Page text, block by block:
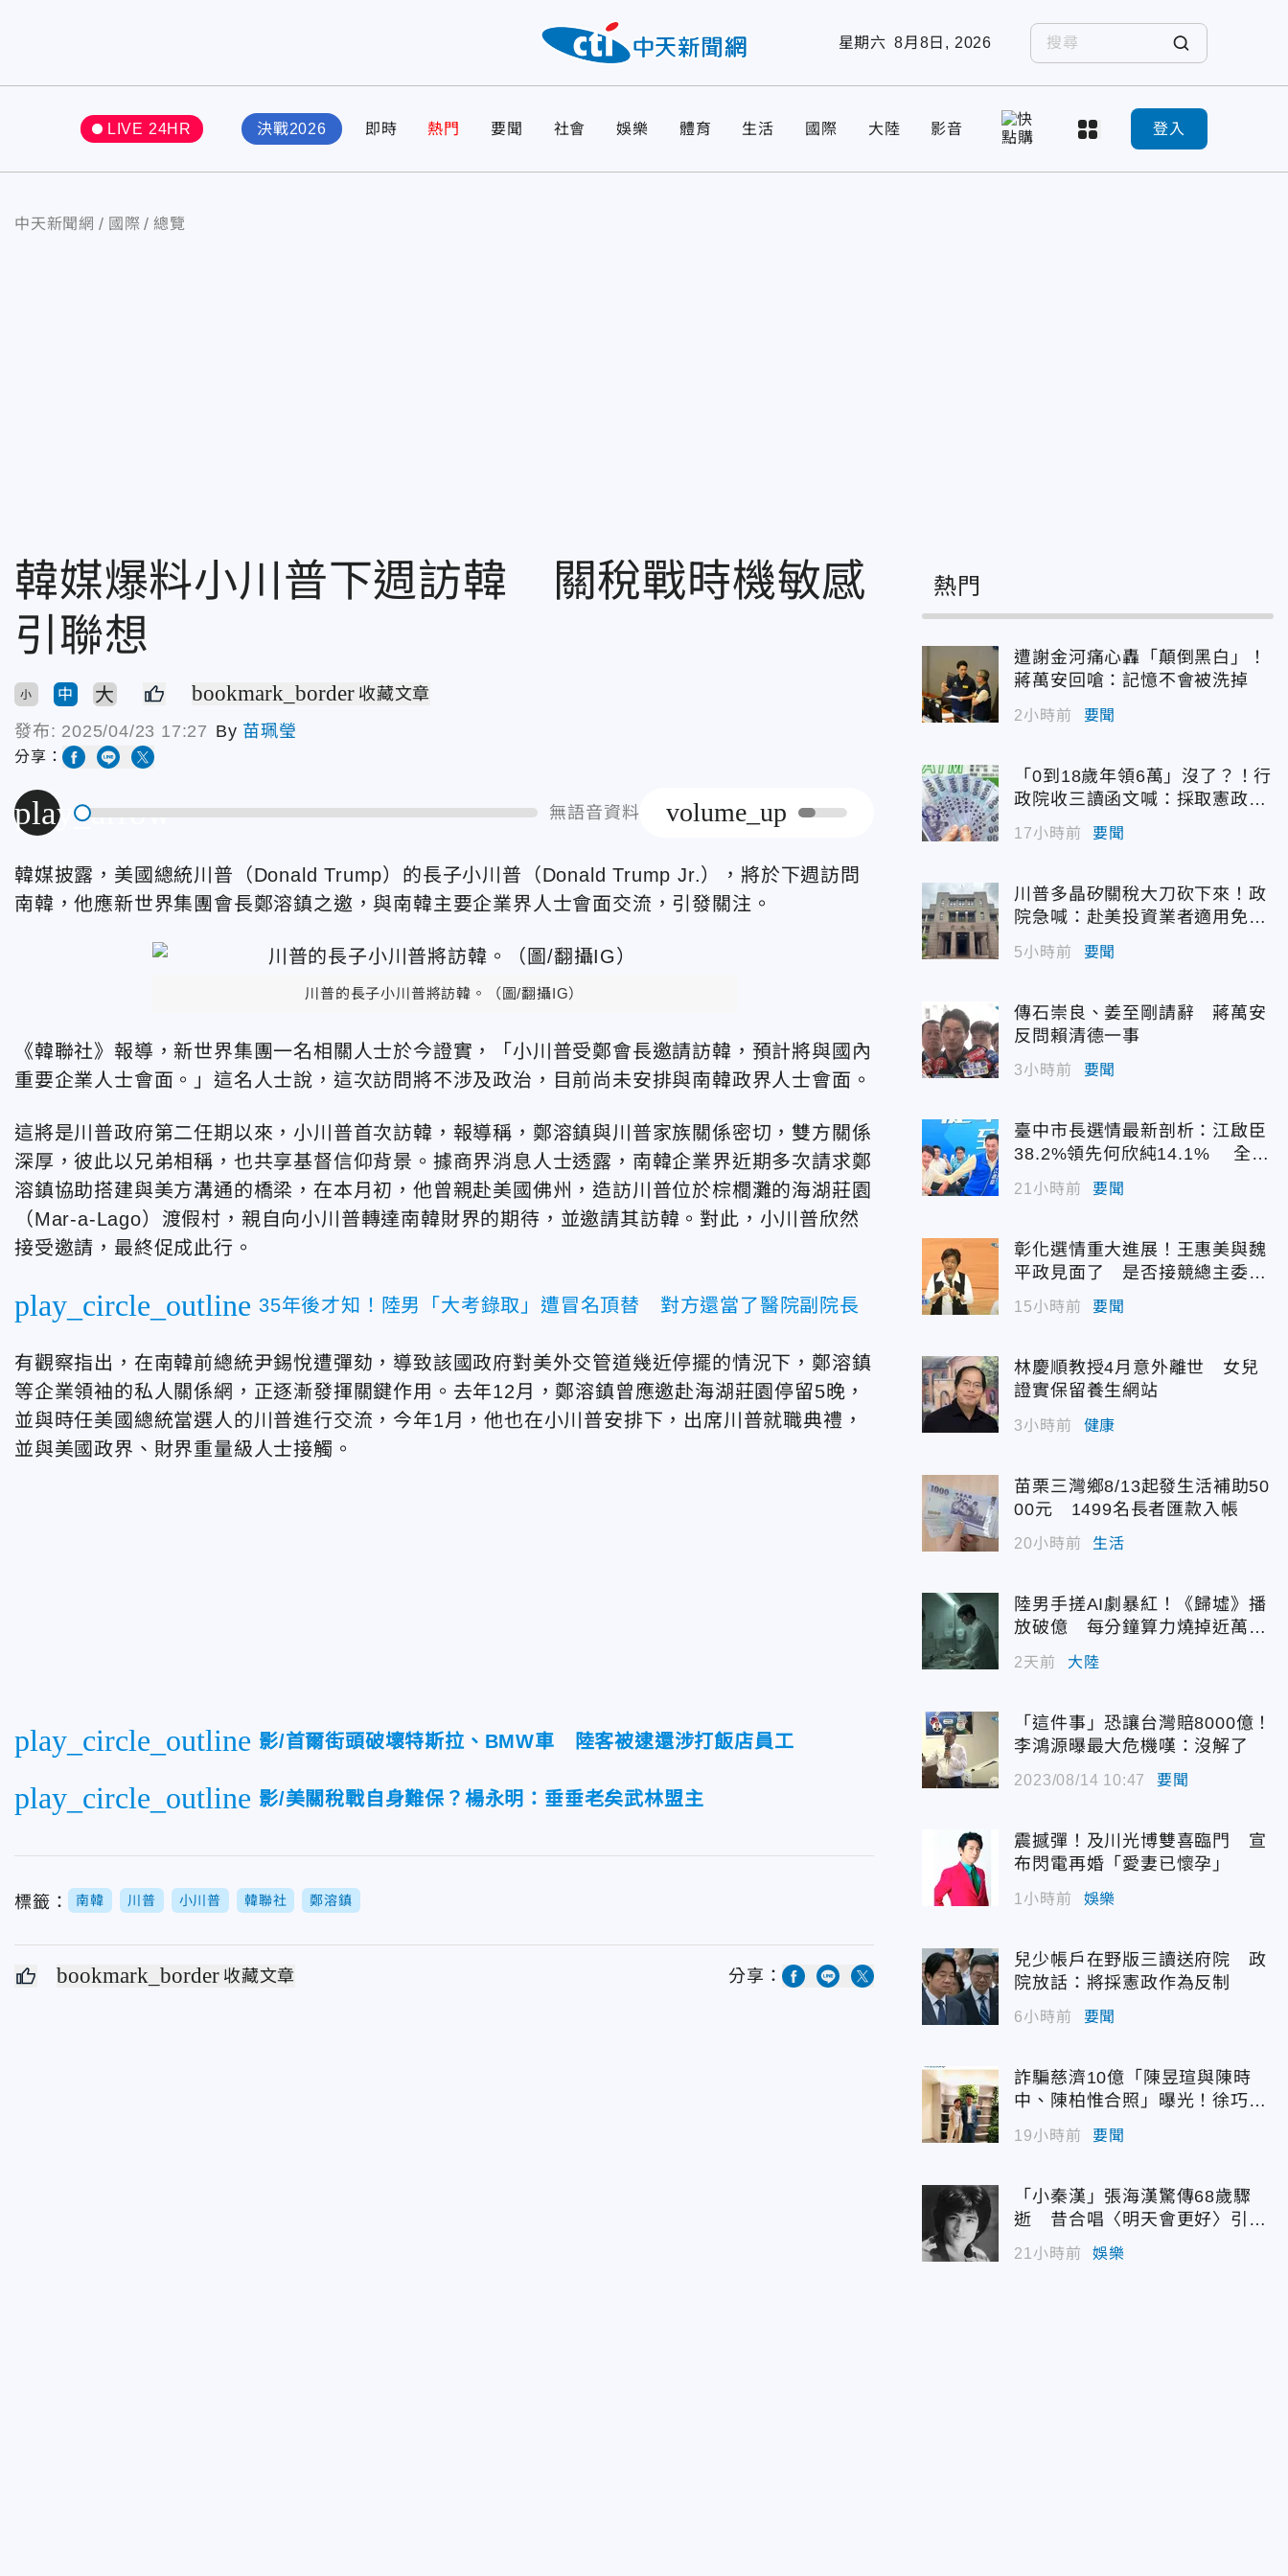
星期六 8月8日, 2026
LIVE 24HR 決戰2026 即時 熱門 要聞 社會 娛樂 體育 生活 國際 大陸 影音 登入
中天新聞網 國際 總覽
韓媒爆料小川普下週訪韓 關稅戰時機敏感
引聯想
小 中 大 bookmark_border 收藏文章
發布: 2025/04/23 17:27 By 苗珮瑩
分享：
play_arrow 無語音資料 volume_up
韓媒披露，美國總統川普（Donald Trump）的長子小川普（Donald Trump Jr.），將於下週訪問
南韓，他應新世界集團會長鄭溶鎮之邀，與南韓主要企業界人士會面交流，引發關注。
川普的長子小川普將訪韓。（圖/翻攝IG）
《韓聯社》報導，新世界集團一名相關人士於今證實，「小川普受鄭會長邀請訪韓，預計將與國內
重要企業人士會面。」這名人士說，這次訪問將不涉及政治，目前尚未安排與南韓政界人士會面。
這將是川普政府第二任期以來，小川普首次訪韓，報導稱，鄭溶鎮與川普家族關係密切，雙方關係
深厚，彼此以兄弟相稱，也共享基督信仰背景。據商界消息人士透露，南韓企業界近期多次請求鄭
溶鎮協助搭建與美方溝通的橋梁，在本月初，他曾親赴美國佛州，造訪川普位於棕櫚灘的海湖莊園
（Mar-a-Lago）渡假村，親自向小川普轉達南韓財界的期待，並邀請其訪韓。對此，小川普欣然
接受邀請，最終促成此行。
play_circle_outline 35年後才知！陸男「大考錄取」遭冒名頂替 對方還當了醫院副院長
有觀察指出，在南韓前總統尹錫悅遭彈劾，導致該國政府對美外交管道幾近停擺的情況下，鄭溶鎮
等企業領袖的私人關係網，正逐漸發揮關鍵作用。去年12月，鄭溶鎮曾應邀赴海湖莊園停留5晚，
並與時任美國總統當選人的川普進行交流，今年1月，他也在小川普安排下，出席川普就職典禮，
並與美國政界、財界重量級人士接觸。
play_circle_outline 影/首爾街頭破壞特斯拉、BMW車 陸客被逮還涉打飯店員工
play_circle_outline 影/美關稅戰自身難保？楊永明：垂垂老矣武林盟主
標籤： 南韓 川普 小川普 韓聯社 鄭溶鎮
bookmark_border 收藏文章 分享：
熱門
遭謝金河痛心轟「顛倒黑白」！
蔣萬安回嗆：記憶不會被洗掉
2小時前 要聞
「0到18歲年領6萬」沒了？！行
政院收三讀函文喊：採取憲政作
17小時前 要聞
川普多晶矽關稅大刀砍下來！政
院急喊：赴美投資業者適用免稅
配額
5小時前 要聞
傳石崇良、姜至剛請辭 蔣萬安
反問賴清德一事
3小時前 要聞
臺中市長選情最新剖析：江啟臣
38.2%領先何欣純14.1% 全世
代支持度全面居首
21小時前 要聞
彰化選情重大進展！王惠美與魏
平政見面了 是否接競總主委態
度曝光
15小時前 要聞
林慶順教授4月意外離世 女兒
證實保留養生網站
3小時前 健康
苗栗三灣鄉8/13起發生活補助50
00元 1499名長者匯款入帳
20小時前 生活
陸男手搓AI劇暴紅！《歸墟》播
放破億 每分鐘算力燒掉近萬台
2天前 大陸
「這件事」恐讓台灣賠8000億！
李鴻源曝最大危機嘆：沒解了
2023/08/14 10:47 要聞
震撼彈！及川光博雙喜臨門 宣
布閃電再婚「愛妻已懷孕」
1小時前 娛樂
兒少帳戶在野版三讀送府院 政
院放話：將採憲政作為反制
6小時前 要聞
詐騙慈濟10億「陳昱瑄與陳時
中、陳柏惟合照」曝光！徐巧芯
震撼出手
19小時前 要聞
「小秦漢」張海漢驚傳68歲驟
逝 昔合唱〈明天會更好〉引追
21小時前 娛樂